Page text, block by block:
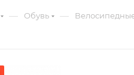
— Обувь —